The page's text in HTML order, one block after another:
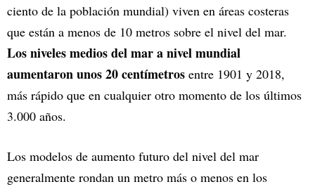
ciento de la población mundial) viven en áreas costeras
que están a menos de 10 metros sobre el nivel del mar.
Los niveles medios del mar a nivel mundial
aumentaron unos 20 centímetros entre 1901 y 2018,
más rápido que en cualquier otro momento de los últimos
3.000 años.
Los modelos de aumento futuro del nivel del mar
generalmente rondan un metro más o menos en los